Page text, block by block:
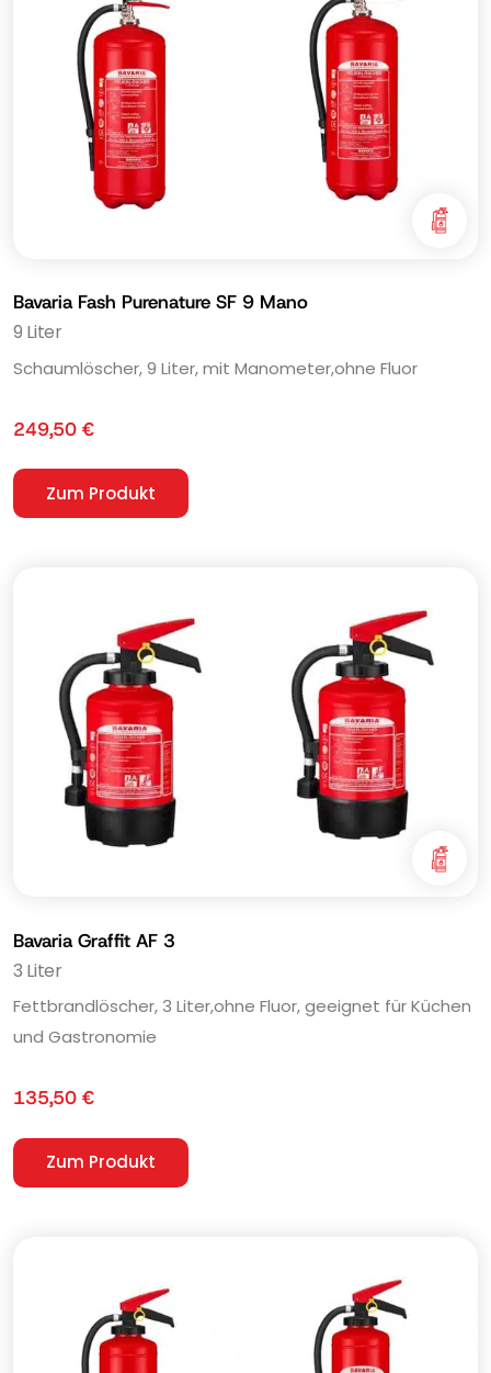
Bavaria Fash Purenature SF 9 Mano
9 Liter
Schaumlöscher, 9 Liter, mit Manometer,ohne Fluor
249,50 €
Zum Produkt
Bavaria Graffit AF 3
3 Liter
Fettbrandlöscher, 3 Liter,ohne Fluor, geeignet für Küchen
und Gastronomie
135,50 €
Zum Produkt